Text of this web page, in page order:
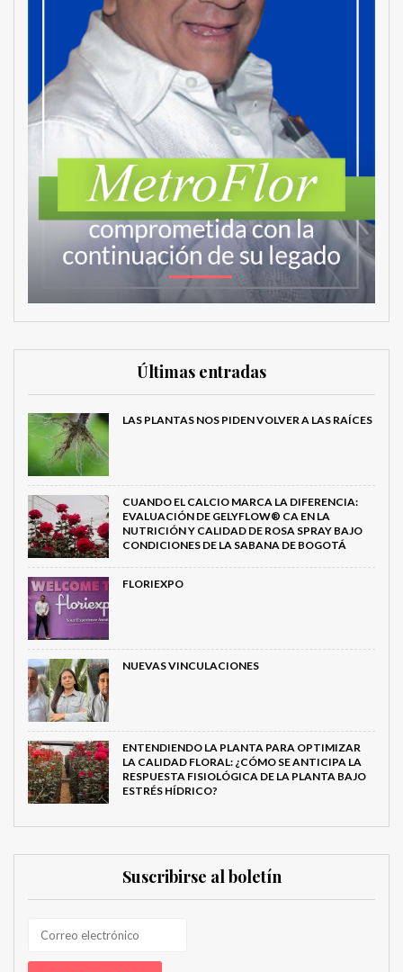
Últimas entradas
LAS PLANTAS NOS PIDEN VOLVER A LAS RAÍCES
CUANDO EL CALCIO MARCA LA DIFERENCIA:
EVALUACIÓN DE GELYFLOW® CA EN LA
NUTRICIÓN Y CALIDAD DE ROSA SPRAY BAJO
CONDICIONES DE LA SABANA DE BOGOTÁ
FLORIEXPO
NUEVAS VINCULACIONES
ENTENDIENDO LA PLANTA PARA OPTIMIZAR
LA CALIDAD FLORAL: ¿CÓMO SE ANTICIPA LA
RESPUESTA FISIOLÓGICA DE LA PLANTA BAJO
ESTRÉS HÍDRICO?
Suscribirse al boletín